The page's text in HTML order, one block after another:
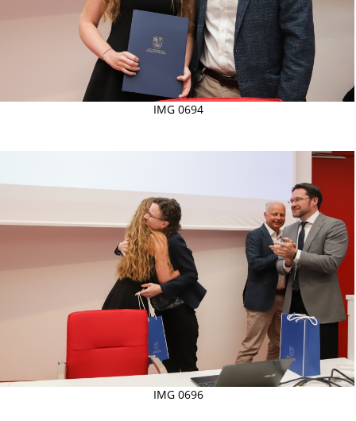
IMG 0694
IMG 0696